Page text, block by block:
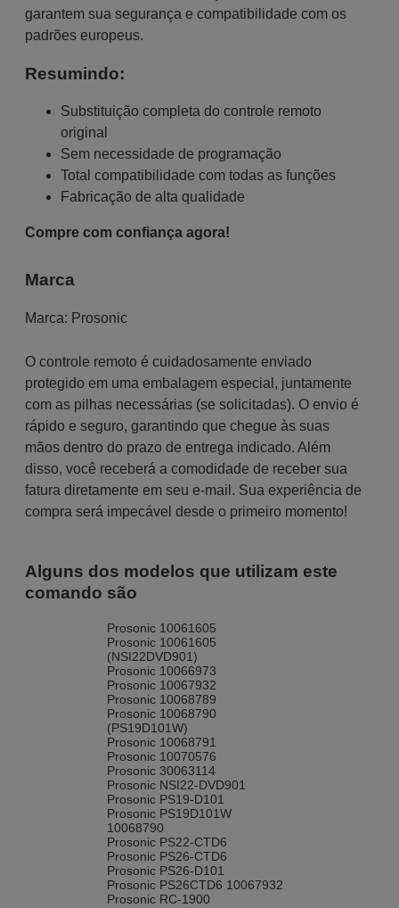
garantem sua segurança e compatibilidade com os
padrões europeus.
Resumindo:
Substituição completa do controle remoto
original
Sem necessidade de programação
Total compatibilidade com todas as funções
Fabricação de alta qualidade
Compre com confiança agora!
Marca
Marca: Prosonic
O controle remoto é cuidadosamente enviado
protegido em uma embalagem especial, juntamente
com as pilhas necessárias (se solicitadas). O envio é
rápido e seguro, garantindo que chegue às suas
mãos dentro do prazo de entrega indicado. Além
disso, você receberá a comodidade de receber sua
fatura diretamente em seu e-mail. Sua experiência de
compra será impecável desde o primeiro momento!
Alguns dos modelos que utilizam este
comando são
Prosonic 10061605
Prosonic 10061605
(NSI22DVD901)
Prosonic 10066973
Prosonic 10067932
Prosonic 10068789
Prosonic 10068790
(PS19D101W)
Prosonic 10068791
Prosonic 10070576
Prosonic 30063114
Prosonic NSI22-DVD901
Prosonic PS19-D101
Prosonic PS19D101W
10068790
Prosonic PS22-CTD6
Prosonic PS26-CTD6
Prosonic PS26-D101
Prosonic PS26CTD6 10067932
Prosonic RC-1900